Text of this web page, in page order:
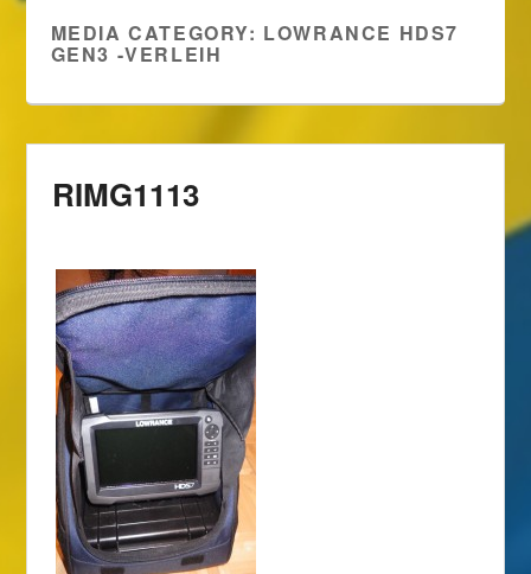
MEDIA CATEGORY: LOWRANCE HDS7
GEN3 -VERLEIH
RIMG1113